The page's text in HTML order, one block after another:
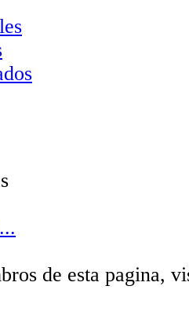
de esta pagina,